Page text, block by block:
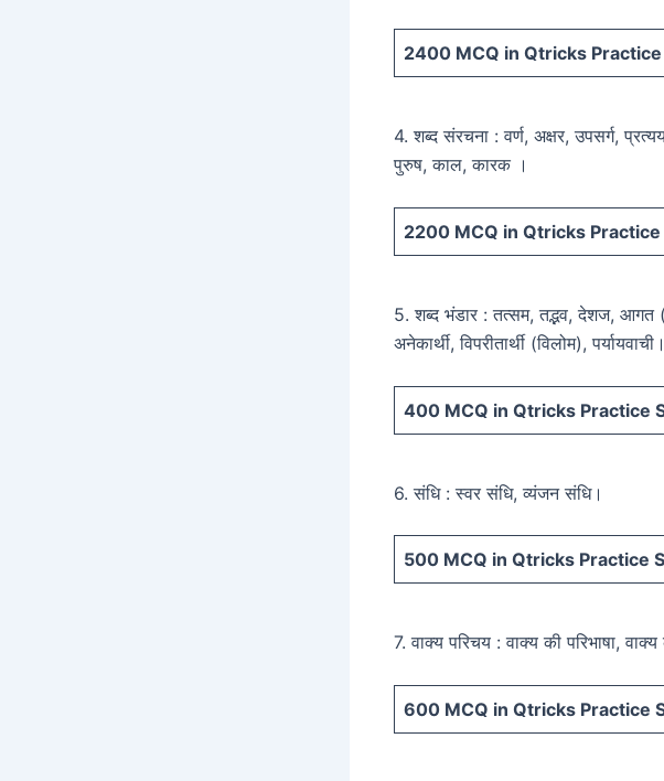
2400 MCQ in Qtricks
4. शब्द संरचना : वर्ण, अक्षर, उपसर्ग,
पुरुष, काल, कारक ।
2200 MCQ in Qtricks
5. शब्द भंडार : तत्सम, तद्भव, देशज, आगत
अनेकार्थी, विपरीतार्थी (विलोम), पर्यायवाची।
400 MCQ in Qtricks Practice
6. संधि : स्वर संधि, व्यंजन संधि।
500 MCQ in Qtricks Practice
7. वाक्य परिचय : वाक्य की परिभाषा,
600 MCQ in Qtricks Practice